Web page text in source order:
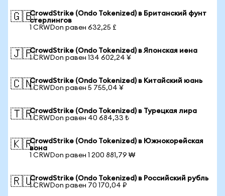
🇬🇧CrowdStrike (Ondo Tokenized) в Британский фунт
стерлингов
1 CRWDon равен 632,25 £
🇯🇵CrowdStrike (Ondo Tokenized) в Японская иена
1 CRWDon равен 134 602,24 ¥
🇨🇳CrowdStrike (Ondo Tokenized) в Китайский юань
1 CRWDon равен 5 755,04 ¥
🇹🇷CrowdStrike (Ondo Tokenized) в Турецкая лира
1 CRWDon равен 40 684,33 ₺
🇰🇷CrowdStrike (Ondo Tokenized) в Южнокорейская
вона
1 CRWDon равен 1 200 881,79 ₩
🇷🇺CrowdStrike (Ondo Tokenized) в Российский рубль
1 CRWDon равен 70 170,04 ₽